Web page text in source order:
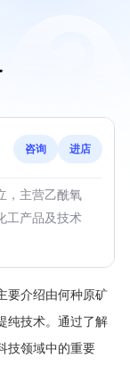
咨询 进店
，主营乙酰氧
工产品及技术
要介绍由何种原矿
纯技术。通过了解
技领域中的重要